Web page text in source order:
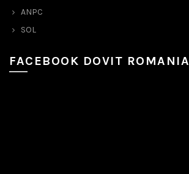
ANPC
SOL
FACEBOOK DOVIT ROMANIA